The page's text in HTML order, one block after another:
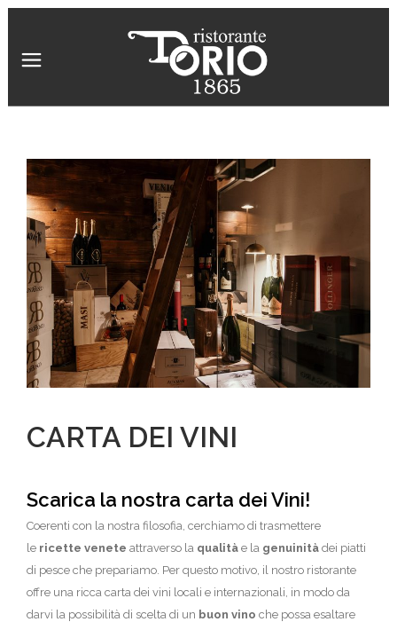
CARTA DEI VINI
Scarica la nostra carta dei Vini!
Coerenti con la nostra filosofia, cerchiamo di trasmettere
le ricette venete attraverso la qualità e la genuinità dei piatti
di pesce che prepariamo. Per questo motivo, il nostro ristorante
offre una ricca carta dei vini locali e internazionali, in modo da
darvi la possibilità di scelta di un buon vino che possa esaltare